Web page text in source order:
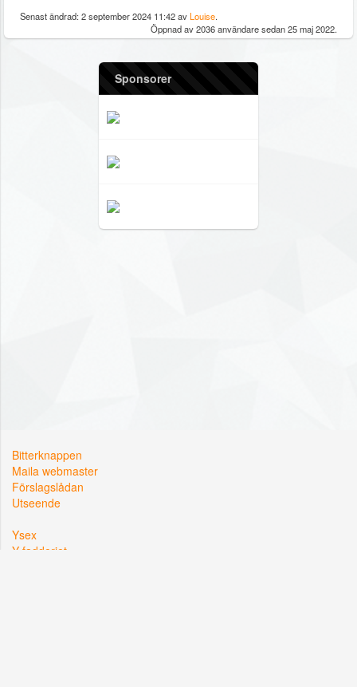
Senast ändrad: 2 september 2024 11:42 avLouise.
Öppnad av 2036 användare sedan 25 maj 2022.
Sponsorer
Bitterknappen
Maila webmaster
Förslagslådan
Utseende
Ysex
Y-fadderiet